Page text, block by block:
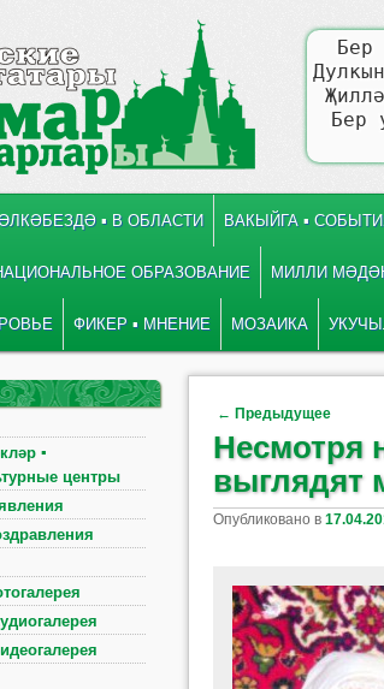
Бер
Бер
СОДЕРЖИМОМУСОДЕРЖИМОМУ
▪ В ОБЛАСТИ ВАКЫЙГА ▪
ОБРАЗОВАНИЕ МИЛЛИ
ФИКЕР ▪ МНЕНИЕ МОЗАИКА
Навигация по
← Предыдущее
Несмотря
выглядят
Опубликовано в
▪
центры